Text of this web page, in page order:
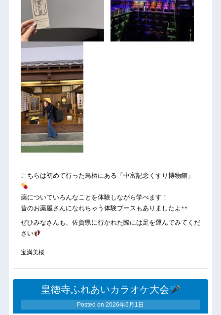
こちらは初めて行った鳥栖にある「中富記念くすり博物館」
薬についていろんなことを体験しながら学べます！
昔のお薬屋さんになれちゃう体験ブースもありましたよ
ぜひみなさんも、佐賀県に行かれた際には足を運んでみてくだ
さい
宝満美桜
皇徳寺ふれあいカラオケ大会
Posted on 2026年6月1日